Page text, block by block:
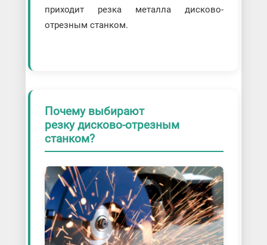
приходит резка металла дисково-
отрезным станком.
Почему выбирают
резку дисково-отрезным
станком?